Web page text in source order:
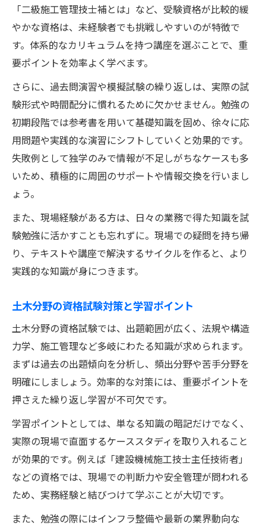
「二級施工管理技士補とは」など、受験資格が比較的緩
やかな資格は、未経験者でも挑戦しやすいのが特徴で
す。体系的なカリキュラムを持つ講座を選ぶことで、重
要ポイントを効率よく学べます。
さらに、過去問演習や模擬試験の繰り返しは、実際の試
験形式や時間配分に慣れるために欠かせません。勉強の
初期段階では参考書を用いて基礎知識を固め、徐々に応
用問題や実践的な演習にシフトしていくと効果的です。
失敗例として独学のみで情報が不足しがちなケースも多
いため、積極的に周囲のサポートや情報交換を行いまし
ょう。
また、現場経験がある方は、日々の業務で得た知識を試
験勉強に活かすことも忘れずに。現場での疑問を持ち帰
り、テキストや講座で解決するサイクルを作ると、より
実践的な知識が身につきます。
土木分野の資格試験対策と学習ポイント
土木分野の資格試験では、出題範囲が広く、法規や構造
力学、施工管理など多岐にわたる知識が求められます。
まずは過去の出題傾向を分析し、頻出分野や苦手分野を
明確にしましょう。効率的な対策には、重要ポイントを
押さえた繰り返し学習が不可欠です。
学習ポイントとしては、単なる知識の暗記だけでなく、
実際の現場で直面するケーススタディを取り入れること
が効果的です。例えば「建設機械施工技士主任技術者」
などの資格では、現場での判断力や安全管理が問われる
ため、実務経験と結びつけて学ぶことが大切です。
また、勉強の際にはインフラ整備や最新の業界動向な